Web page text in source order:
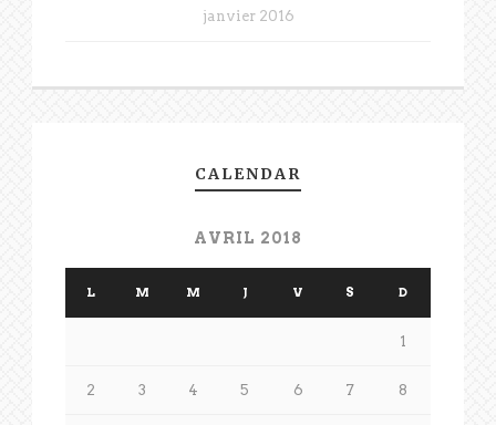
janvier 2016
CALENDAR
AVRIL 2018
L M M J V S D
1
2 3 4 5 6 7 8